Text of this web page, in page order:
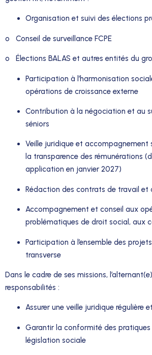
Organisation et suivi des élections
o Conseil de surveillance FCPE
o Élections BALAS et autres entités du
Participation à l’harmonisation
opérations de croissance externe
Contribution à la négociation et au
séniors
Veille juridique et accompagnement
la transparence des rémunérations
application en janvier 2027)
Rédaction des contrats de travail et
Accompagnement et conseil aux
problématiques de droit social, aux
Participation à l’ensemble des
transverse
Dans le cadre de ses missions,
responsabilités :
Assurer une veille juridique régulière
Garantir la conformité des pratiques
législation sociale